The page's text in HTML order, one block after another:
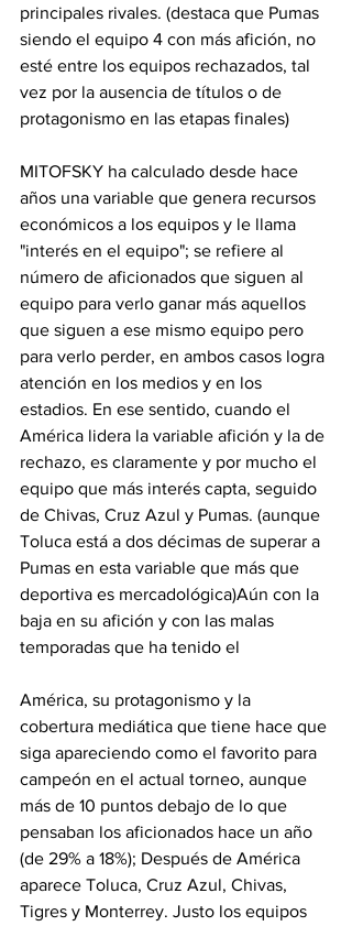
principales rivales. (destaca que Pumas
siendo el equipo 4 con más afición, no
esté entre los equipos rechazados, tal
vez por la ausencia de títulos o de
protagonismo en las etapas finales)
MITOFSKY ha calculado desde hace
años una variable que genera recursos
económicos a los equipos y le llama
"interés en el equipo"; se refiere al
número de aficionados que siguen al
equipo para verlo ganar más aquellos
que siguen a ese mismo equipo pero
para verlo perder, en ambos casos logra
atención en los medios y en los
estadios. En ese sentido, cuando el
América lidera la variable afición y la de
rechazo, es claramente y por mucho el
equipo que más interés capta, seguido
de Chivas, Cruz Azul y Pumas. (aunque
Toluca está a dos décimas de superar a
Pumas en esta variable que más que
deportiva es mercadológica)Aún con la
baja en su afición y con las malas
temporadas que ha tenido el
América, su protagonismo y la
cobertura mediática que tiene hace que
siga apareciendo como el favorito para
campeón en el actual torneo, aunque
más de 10 puntos debajo de lo que
pensaban los aficionados hace un año
(de 29% a 18%); Después de América
aparece Toluca, Cruz Azul, Chivas,
Tigres y Monterrey. Justo los equipos